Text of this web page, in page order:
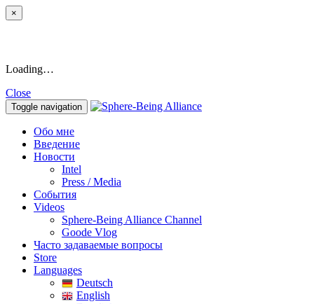
×
Loading…
Close
Toggle navigation
Обо мне
Введение
Новости
Intel
Press / Media
События
Videos
Sphere-Being Alliance Channel
Goode Vlog
Часто задаваемые вопросы
Store
Languages
Deutsch
English